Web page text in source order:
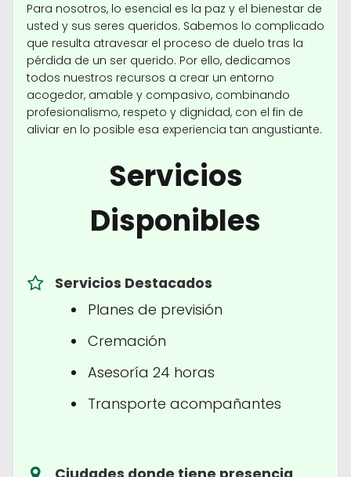
Para nosotros, lo esencial es la paz y el bienestar de
usted y sus seres queridos. Sabemos lo complicado
que resulta atravesar el proceso de duelo tras la
pérdida de un ser querido. Por ello, dedicamos
todos nuestros recursos a crear un entorno
acogedor, amable y compasivo, combinando
profesionalismo, respeto y dignidad, con el fin de
aliviar en lo posible esa experiencia tan angustiante.
Servicios
Disponibles
Servicios Destacados
Planes de previsión
Cremación
Asesoría 24 horas
Transporte acompañantes